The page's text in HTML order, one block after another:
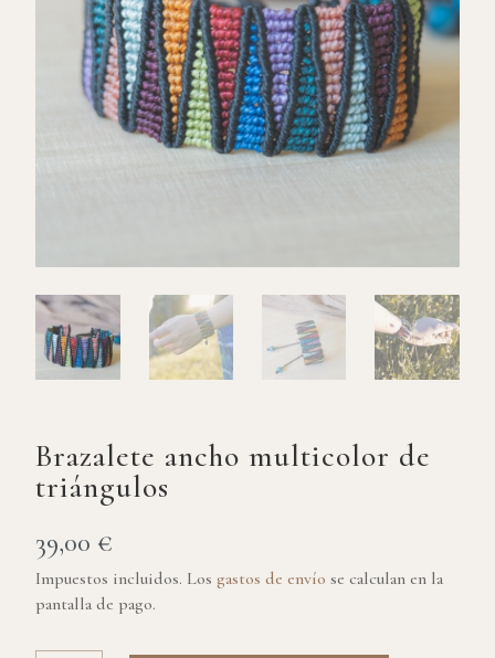
Brazalete ancho multicolor de
triángulos
39,00 €
Impuestos incluidos. Los gastos de envío se calculan en la
pantalla de pago.